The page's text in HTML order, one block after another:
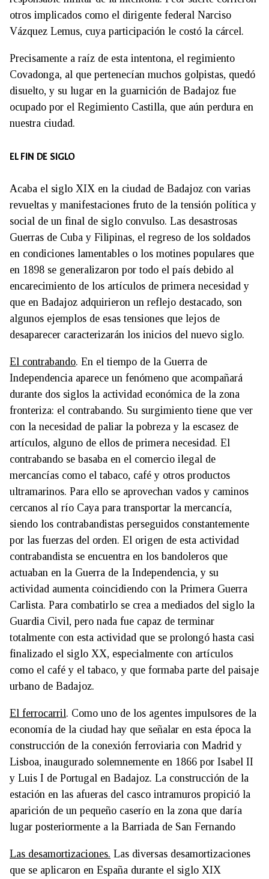
otros implicados como el dirigente federal Narciso
Vázquez Lemus, cuya participación le costó la cárcel.
Precisamente a raíz de esta intentona, el regimiento
Covadonga, al que pertenecían muchos golpistas, quedó
disuelto, y su lugar en la guarnición de Badajoz fue
ocupado por el Regimiento Castilla, que aún perdura en
nuestra ciudad.
EL FIN DE SIGLO
Acaba el siglo XIX en la ciudad de Badajoz con varias
revueltas y manifestaciones fruto de la tensión política y
social de un final de siglo convulso. Las desastrosas
Guerras de Cuba y Filipinas, el regreso de los soldados
en condiciones lamentables o los motines populares que
en 1898 se generalizaron por todo el país debido al
encarecimiento de los artículos de primera necesidad y
que en Badajoz adquirieron un reflejo destacado, son
algunos ejemplos de esas tensiones que lejos de
desaparecer caracterizarán los inicios del nuevo siglo.
El contrabando. En el tiempo de la Guerra de
Independencia aparece un fenómeno que acompañará
durante dos siglos la actividad económica de la zona
fronteriza: el contrabando. Su surgimiento tiene que ver
con la necesidad de paliar la pobreza y la escasez de
artículos, alguno de ellos de primera necesidad. El
contrabando se basaba en el comercio ilegal de
mercancías como el tabaco, café y otros productos
ultramarinos. Para ello se aprovechan vados y caminos
cercanos al río Caya para transportar la mercancía,
siendo los contrabandistas perseguidos constantemente
por las fuerzas del orden. El origen de esta actividad
contrabandista se encuentra en los bandoleros que
actuaban en la Guerra de la Independencia, y su
actividad aumenta coincidiendo con la Primera Guerra
Carlista. Para combatirlo se crea a mediados del siglo la
Guardia Civil, pero nada fue capaz de terminar
totalmente con esta actividad que se prolongó hasta casi
finalizado el siglo XX, especialmente con artículos
como el café y el tabaco, y que formaba parte del paisaje
urbano de Badajoz.
El ferrocarril. Como uno de los agentes impulsores de la
economía de la ciudad hay que señalar en esta época la
construcción de la conexión ferroviaria con Madrid y
Lisboa, inaugurado solemnemente en 1866 por Isabel II
y Luis I de Portugal en Badajoz. La construcción de la
estación en las afueras del casco intramuros propició la
aparición de un pequeño caserío en la zona que daría
lugar posteriormente a la Barriada de San Fernando
Las desamortizaciones. Las diversas desamortizaciones
que se aplicaron en España durante el siglo XIX